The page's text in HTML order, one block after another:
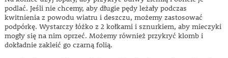
podlać. Jeśli nie chcemy, aby długie pędy leżały podczas
kwitnienia z powodu wiatru i deszczu, możemy zastosować
podpórkę. Wystarczy łóżko z 2 kołkami i sznurkiem, aby mieczyki
mogły się na nim oprzeć. Możemy również przykryć klomb i
dokładnie zakleić go czarną folią.